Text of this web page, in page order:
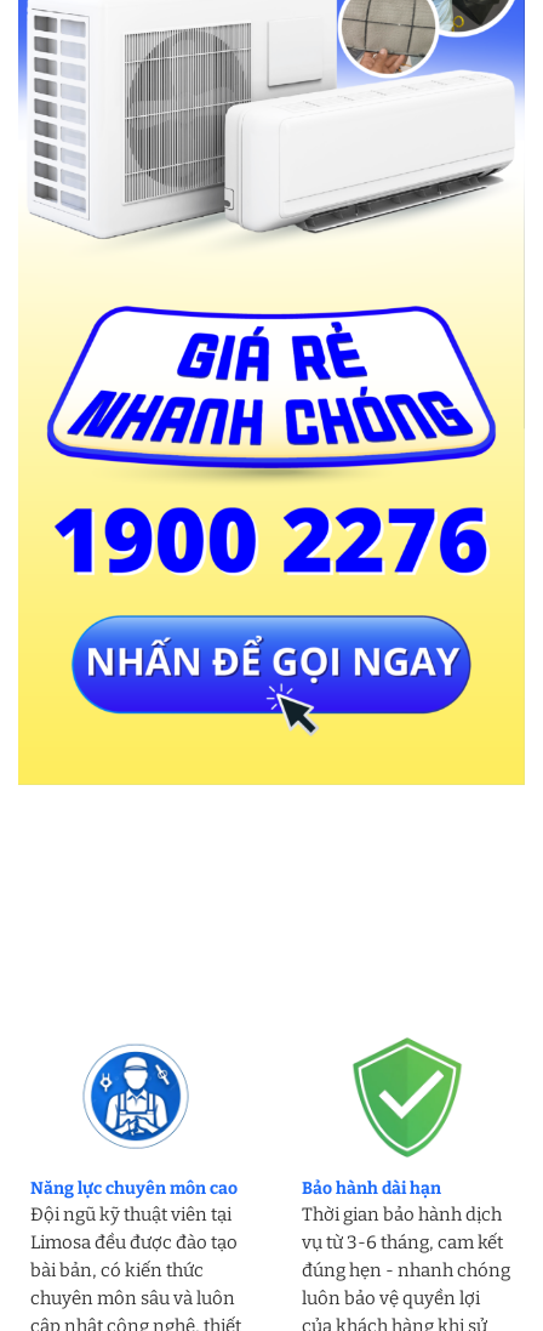
Năng lực chuyên môn cao
Đội ngũ kỹ thuật viên tại
Limosa đều được đào tạo
bài bản, có kiến thức
chuyên môn sâu và luôn
cập nhật công nghệ, thiết
Bảo hành dài hạn
Thời gian bảo hành dịch
vụ từ 3-6 tháng, cam kết
đúng hẹn - nhanh chóng
luôn bảo vệ quyền lợi
của khách hàng khi sử